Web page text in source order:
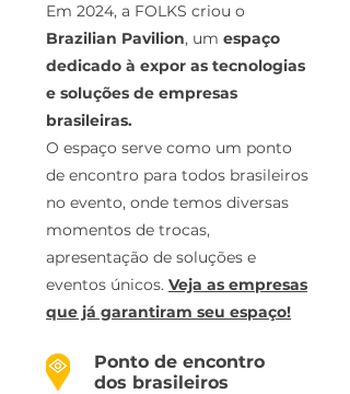
Em 2024, a FOLKS criou o
Brazilian Pavilion, um espaço
dedicado à expor as tecnologias
e soluções de empresas
brasileiras.
O espaço serve como um ponto
de encontro para todos brasileiros
no evento, onde temos diversas
momentos de trocas,
apresentação de soluções e
eventos únicos. Veja as empresas
que já garantiram seu espaço!
Ponto de encontro
dos brasileiros